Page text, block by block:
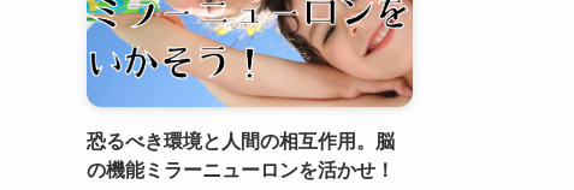
恐るべき環境と人間の相互作用。脳
の機能ミラーニューロンを活かせ！